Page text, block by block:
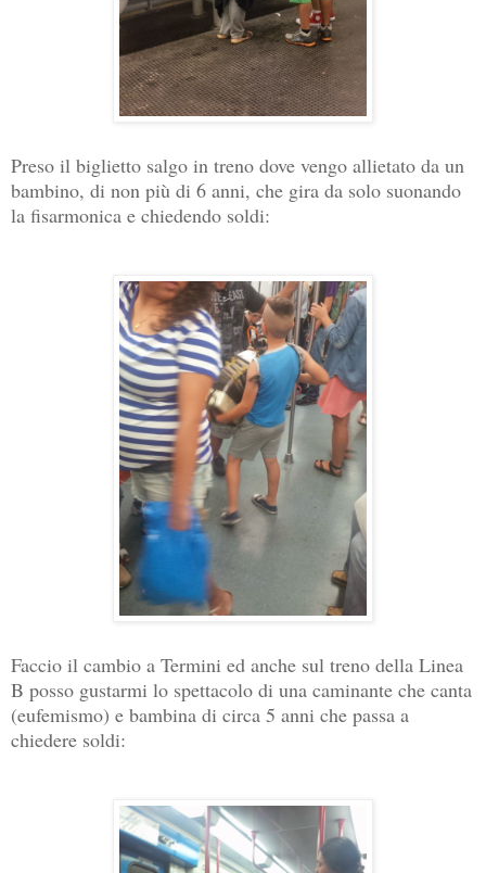
Preso il biglietto salgo in treno dove vengo allietato da un
bambino, di non più di 6 anni, che gira da solo suonando
la fisarmonica e chiedendo soldi:
Faccio il cambio a Termini ed anche sul treno della Linea
B posso gustarmi lo spettacolo di una caminante che canta
(eufemismo) e bambina di circa 5 anni che passa a
chiedere soldi: